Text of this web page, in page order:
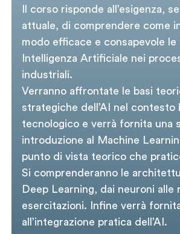
Il corso risponde all’esigenza,
attuale, di comprendere come
modo efficace e consapevole
Intelligenza Artificiale nei
industriali.
Verranno affrontate le basi
strategiche dell’AI nel contesto
tecnologico e verrà fornita una
introduzione al Machine
punto di vista teorico che
Si comprenderanno le
Deep Learning, dai neuroni alle
esercitazioni. Infine verrà
all’integrazione pratica dell’AI.